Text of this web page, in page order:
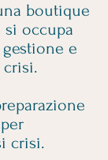
boutique
occupa
e
crisi.